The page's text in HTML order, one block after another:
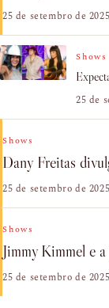
25 de setembro de 2025
Shows
25 de
Shows
Dany Freitas
25 de setembro de 2025
Shows
Jimmy Kimmel e
25 de setembro de 2025